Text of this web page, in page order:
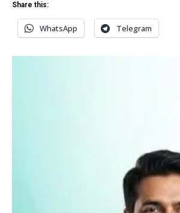
Share this:
WhatsApp Telegram